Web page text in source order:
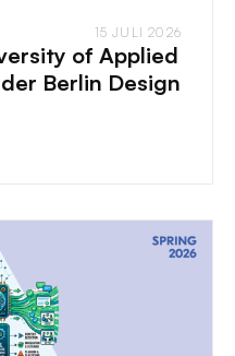
15 JULI 2026
of Applied
Berlin Design